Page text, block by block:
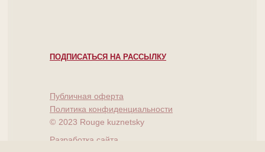
ПОДПИСАТЬСЯ НА РАССЫЛКУ
2023 Rouge kuznetsky
©
Публичная оферта
Политика конфиденциальности
Разработка сайта